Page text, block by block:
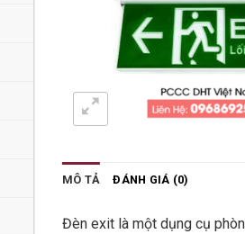
MÔ TẢ ĐÁNH GIÁ (0)
Đèn exit là một dụng cụ